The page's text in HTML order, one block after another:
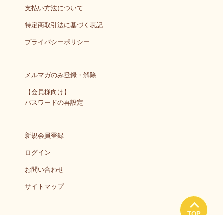
TOP
支払い方法について
特定商取引法に基づく表記
プライバシーポリシー
メルマガのみ登録・解除
【会員様向け】
パスワードの再設定
新規会員登録
ログイン
お問い合わせ
サイトマップ